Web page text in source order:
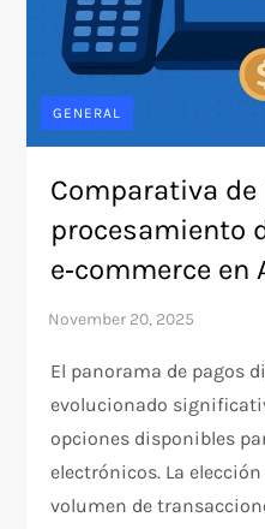
GENERAL
Comparativa
procesamiento
e‑commerce en
El panorama de pagos
evolucionado
opciones disponibles
electrónicos. La
volumen de